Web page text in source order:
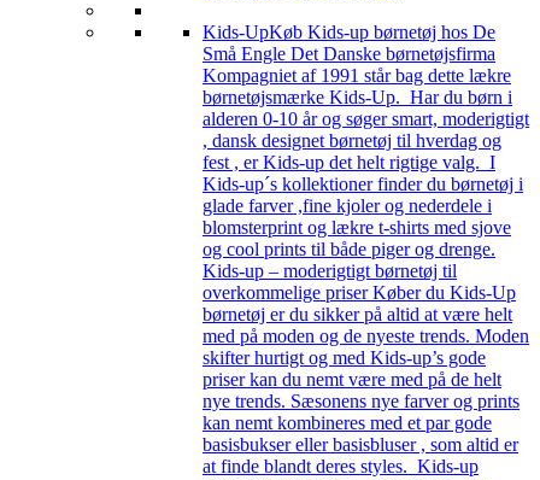
Kids-UpKøb Kids-up børnetøj hos De
Små Engle Det Danske børnetøjsfirma
Kompagniet af 1991 står bag dette lækre
børnetøjsmærke Kids-Up. Har du børn i
alderen 0-10 år og søger smart, moderigtigt
, dansk designet børnetøj til hverdag og
fest , er Kids-up det helt rigtige valg. I
Kids-up´s kollektioner finder du børnetøj i
glade farver ,fine kjoler og nederdele i
blomsterprint og lækre t-shirts med sjove
og cool prints til både piger og drenge.
Kids-up – moderigtigt børnetøj til
overkommelige priser Køber du Kids-Up
børnetøj er du sikker på altid at være helt
med på moden og de nyeste trends. Moden
skifter hurtigt og med Kids-up’s gode
priser kan du nemt være med på de helt
nye trends. Sæsonens nye farver og prints
kan nemt kombineres med et par gode
basisbukser eller basisbluser , som altid er
at finde blandt deres styles. Kids-up